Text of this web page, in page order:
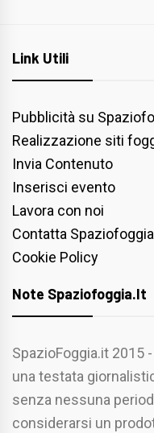
Link Utili
Pubblicità su
Realizzazione siti
Invia Contenuto
Inserisci evento
Lavora con noi
Contatta
Cookie Policy
Note Spaziofoggia.it
SpazioFoggia.it 2015
una testata
senza nessuna
considerarsi un